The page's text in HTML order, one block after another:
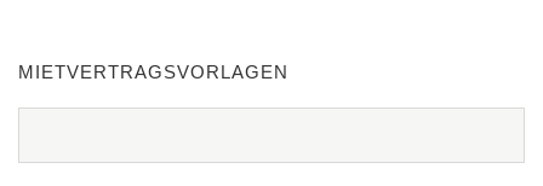
MIETVERTRAGSVORLAGEN